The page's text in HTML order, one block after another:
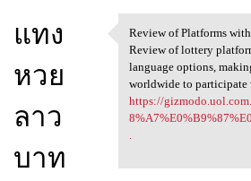
แทง
หวย
ลาว
บาท
Review of
Review of Platforms
Review of lottery
language options,
worldwide to participate
https://
.